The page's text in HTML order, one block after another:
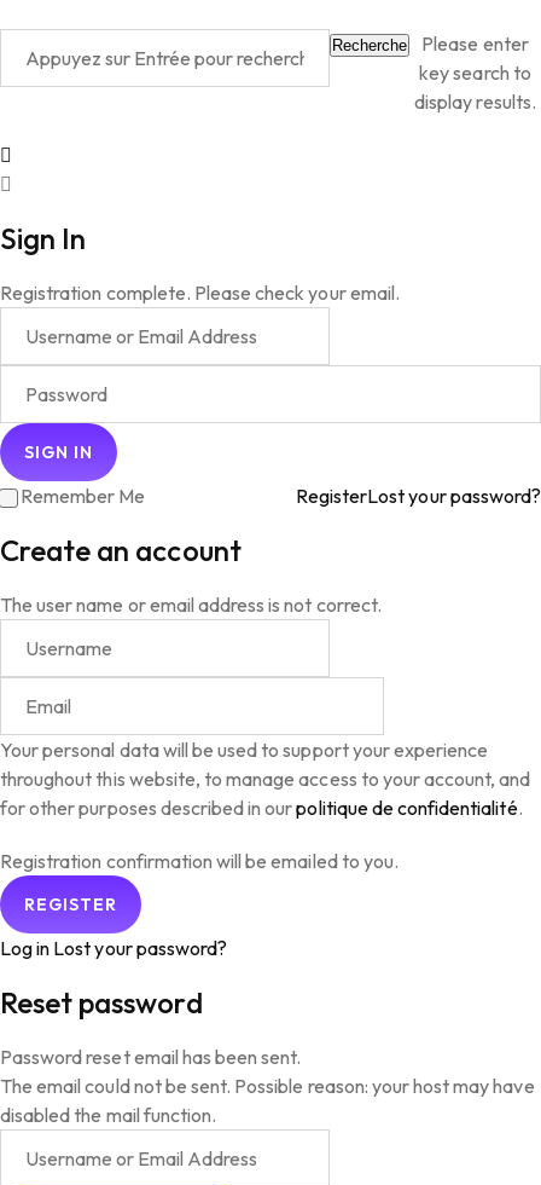
Recherche
Please enter
key search to
display results.
Sign In
Registration complete. Please check your email.
Remember Me RegisterLost your password?
Create an account
The user name or email address is not correct.
Your personal data will be used to support your experience
throughout this website, to manage access to your account, and
for other purposes described in ourpolitique de confidentialité.
Registration confirmation will be emailed to you.
Log in Lost your password?
Reset password
Password reset email has been sent.
The email could not be sent. Possible reason: your host may have
disabled the mail function.